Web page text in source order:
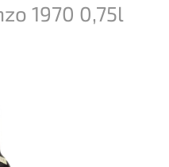
1970 0,75l